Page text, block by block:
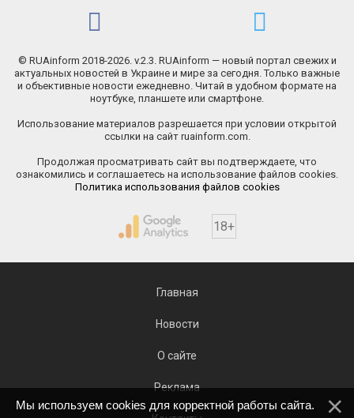
© RUAinform 2018-2026. v.2.3. RUAinform — новый портал свежих и
актуальных новостей в Украине и мире за сегодня. Только важные
и объективные новости ежедневно. Читай в удобном формате на
ноутбуке, планшете или смартфоне.
Использование материалов разрешается при условии открытой
ссылки на сайт ruainform.com.
Продолжая просматривать сайт вы подтверждаете, что
ознакомились и соглашаетесь на использование файлов cookies.
Политика использования файлов cookies
18+
Главная
Новости
О сайте
Реклама
Мы используем cookies для корректной работы сайта.